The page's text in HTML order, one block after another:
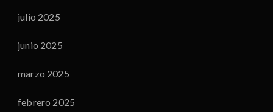
julio 2025
junio 2025
marzo 2025
febrero 2025